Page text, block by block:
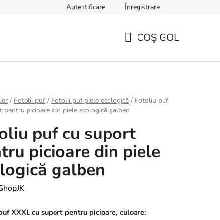
TERMENI ȘI CONDIȚII GENERALE Sfaturi, ponturi și curiozități
Autentificare Înregistrare
CUMPĂRĂTURI
COŞ GOL
/ Fotolii puf / Fotolii puf piele ecologică / Fotoliu puf
pentru picioare din piele ecologică galben
puf cu suport
picioare din piele
galben
XXXL cu suport pentru picioare, culoare: